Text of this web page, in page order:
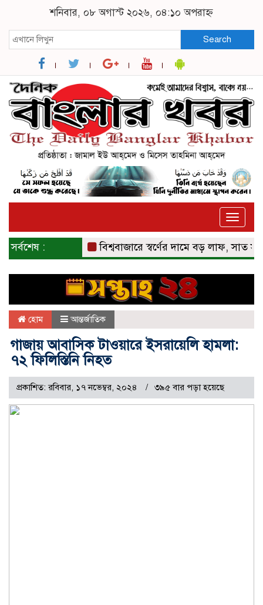
শনিবার, ০৮ অগাস্ট ২০২৬, ০৪:১০ অপরাহ্ন
Search
Toggle
সর্বশেষ : বিশ্ববাজারে স্বর্ণের দামে বড় লাফ, সাত
হোম আন্তর্জাতিক
গাজায় আবাসিক টাওয়ারে ইসরায়েলি হামলা:
৭২ ফিলিস্তিনি নিহত
প্রকাশিত: রবিবার, ১৭ নভেম্বর, ২০২৪ ৩৯৫ বার পড়া হয়েছে